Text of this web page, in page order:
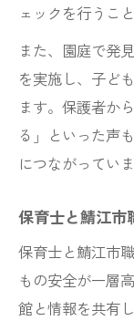
ェックを行うこ
また、園庭で発
を実施し、子ど
ます。保護者か
る」といった声
につながっていま
保育士と鯖江市
保育士と鯖江市
もの安全が一層
館と情報を共有